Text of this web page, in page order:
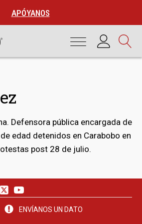
APÓYANOS
Defensora pública encargada de
edad detenidos en Carabobo en
post 28 de julio.
ENVÍANOS UN DATO